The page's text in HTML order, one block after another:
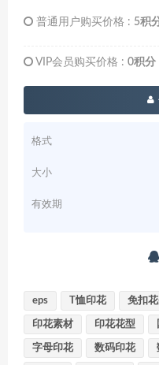
普通用户购买价格 : 5积
VIP会员购买价格 : 0积分
格式
大小
有效期
eps T恤印花 免扣
印花素材 印花花型
字母印花 数码印花